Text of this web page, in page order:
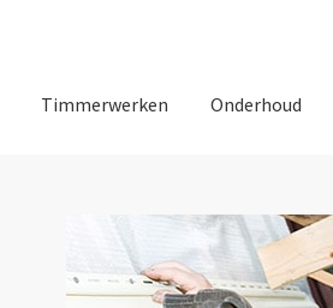
Timmerwerken Onderhoud